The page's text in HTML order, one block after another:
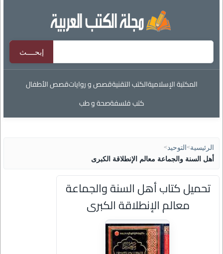
المكتبة الإسلاميةالكتب التقنيةقصص و رواياتقصص الأطفال
كتب فلسفةصحة و طب
الرئيسية> التوحيد>
أهل السنة والجماعة معالم الإنطلاقة الكبرى
تحميل كتاب أهل السنة والجماعة
معالم الإنطلاقة الكبرى